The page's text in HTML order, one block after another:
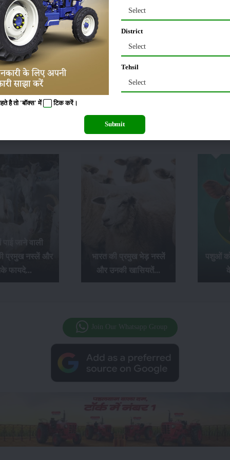
है। इसके अतिरिक्त इन गायों के सिंघ छोटे व नुकीले होते हैं, जो कि दोनों तरफ से फैले
होते हैं, उनकी ऊंचाई तकरीबन 142 सेन्टमीटर होती है। वहीं, गाय की ऊंचाई की बात की
गायें बाजार में बेहद ही महंगी बिकती हैं। इनकी कीमत 40 से 60 हजार रुपये तक होती है।
पड़ती है। क्योंकि, पर्याप्त आहार न मिलने की स्थिति में यह गायें बीमार भी हो
गायों के मुकाबले ज्यादा कीमतों पर बिकता है।
वेब स्टोरीज
जाने वाली
प्रमुख नस्लें और
फायदे...
भारत की प्रमुख भेड़ नस्लें
और उनकी खासियतें...
Join Our Whatsapp Group
Select
District
Select
Tehsil
Select
है तो 'बॉक्स' में टिककरें।
Submit